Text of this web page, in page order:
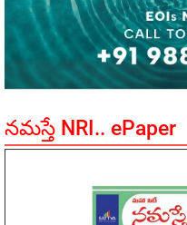
నమస్తే NRI.. ePaper